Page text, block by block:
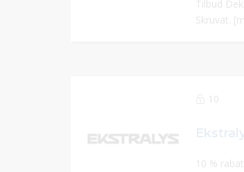
Tilbud
Skruvat.
10
10 %